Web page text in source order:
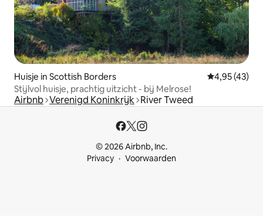
Huisje in Scottish Borders Gemiddelde
4,95 (43)
Stijlvol huisje, prachtig uitzicht - bij Melrose!
Airbnb Verenigd Koninkrijk River Tweed
© 2026 Airbnb, Inc.
Privacy
Voorwaarden